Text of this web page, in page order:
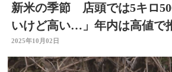
新米の季節 店頭では5キロ
いけど高い…」年内は高値
大分
2025年10月02日